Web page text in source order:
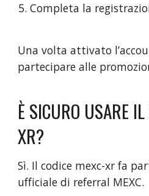
Completa la
Una volta attivato
partecipare alle
È SICURO USARE
XR?
Sì. Il codice mexc-xr fa
ufficiale di referral MEXC.